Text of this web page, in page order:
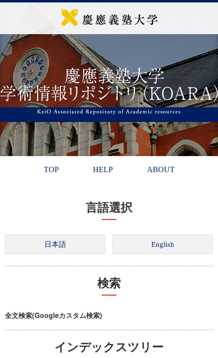
TOP HELP ABOUT
言語選択
検索
全文検索(Googleカスタム検索)
インデックスツリー